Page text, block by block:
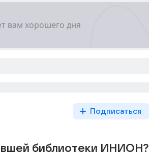
Подписаться
библиотеки ИНИОН?